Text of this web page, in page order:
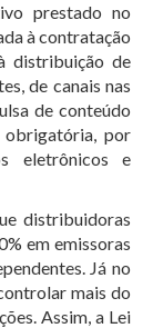
prestado no
à contratação
distribuição de
de canais nas
de conteúdo
obrigatória, por
eletrônicos e
distribuidoras
em emissoras
Já no
mais do
Assim, a Lei